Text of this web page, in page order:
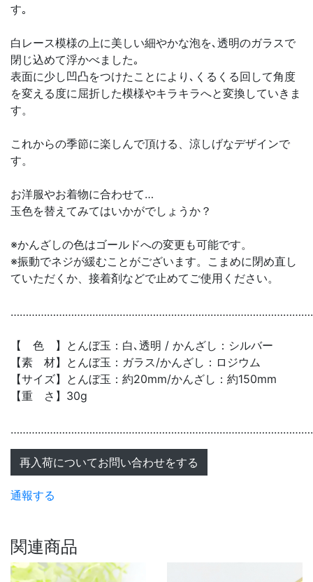
す｡
白レース模様の上に美しい細やかな泡を､透明のガラスで
閉じ込めて浮かべました｡
表面に少し凹凸をつけたことにより､くるくる回して角度
を変える度に屈折した模様やキラキラへと変換していきま
す。
これからの季節に楽しんで頂ける、涼しげなデザインで
す。
お洋服やお着物に合わせて…
玉色を替えてみてはいかがでしょうか？
※かんざしの色はゴールドへの変更も可能です。
※振動でネジが緩むことがございます。こまめに閉め直し
ていただくか、接着剤などで止めてご使用ください。
【 色 】とんぼ玉：白､透明 / かんざし：シルバー
【素 材】とんぼ玉：ガラス/かんざし：ロジウム
【サイズ】とんぼ玉：約20mm/かんざし：約150mm
【重 さ】30g
再入荷についてお問い合わせをする
通報する
関連商品